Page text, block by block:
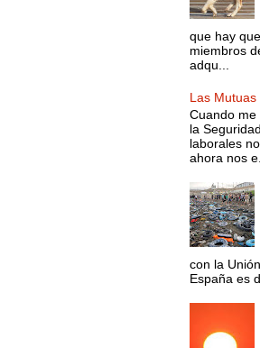
que hay
miembros
adqu...
Las
Cuando me
la
laborales
ahora nos
con la
España es